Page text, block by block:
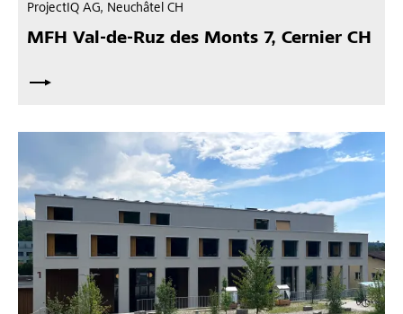
MFH Val-de-Ruz des Monts 7, Cernier CH
ProjectIQ AG, Neuchâtel CH